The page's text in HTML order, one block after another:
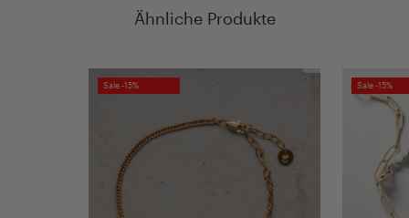
Ähnliche Produkte
Sale -15% Sale -15%